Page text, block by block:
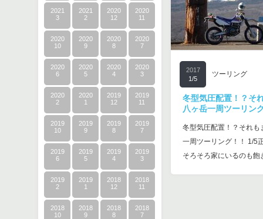
2021
3
2021
2
2020
12
2020
11
2020
10
2020
9
2020
8
2020
7
2020
6
2020
5
2020
4
2020
3
2020
2
2020
1
2019
12
2019
11
2019
10
2019
9
2019
8
2019
7
2019
6
2019
5
2019
4
2019
3
2019
2
2019
1
2018
12
2018
11
2018
10
2018
9
2018
8
2018
7
2017
1/5
ツーリング
冬型気圧配置！？そ
八ヶ岳一周ツーリン
冬型気圧配置！？それも
一周ツーリング！！ 1/5
そろそろ家にいるのも